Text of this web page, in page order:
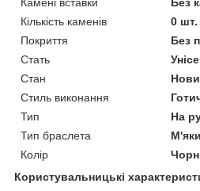
Кількість каменів
0 шт.
Покриття
Без
Стать
Стан
Стиль виконання
Тип
На
Тип браслета
Колір
Користувальницькі